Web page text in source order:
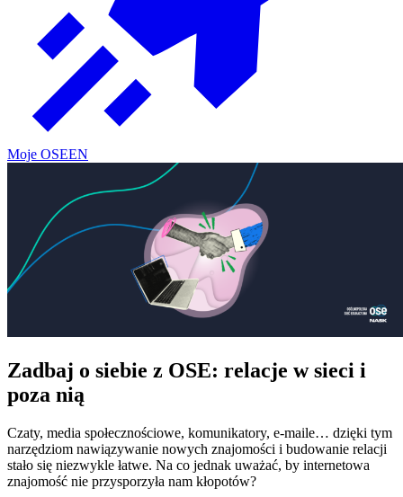
Moje OSEEN
Zadbaj o siebie z OSE: relacje w sieci i
poza nią
Czaty, media społecznościowe, komunikatory, e-maile… dzięki tym
narzędziom nawiązywanie nowych znajomości i budowanie relacji
stało się niezwykle łatwe. Na co jednak uważać, by internetowa
znajomość nie przysporzyła nam kłopotów?